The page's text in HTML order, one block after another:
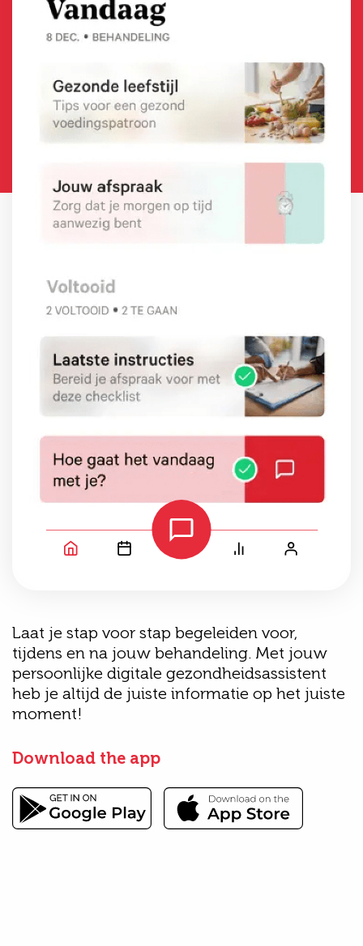
Laat je stap voor stap begeleiden voor,
tijdens en na jouw behandeling. Met jouw
persoonlijke digitale gezondheidsassistent
heb je altijd de juiste informatie op het juiste
moment!
Download the app